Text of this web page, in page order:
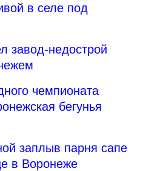
в селе под
завод-недострой
чемпионата
бегунья
заплыв парня сапе
в Воронеже